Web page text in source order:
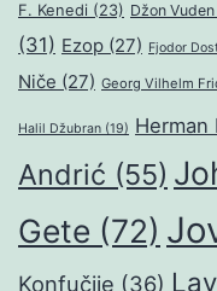
F. Kenedi (23) Džon Vuden
(31) Ezop (27) Fjodor
Niče (27) Georg Vilhelm
Halil Džubran (19) Herman
Andrić (55)
Gete (72)
Konfučije (36)